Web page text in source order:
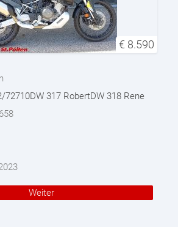
€ 8.590
72710DW 317 RobertDW 318 Rene
658
Weiter